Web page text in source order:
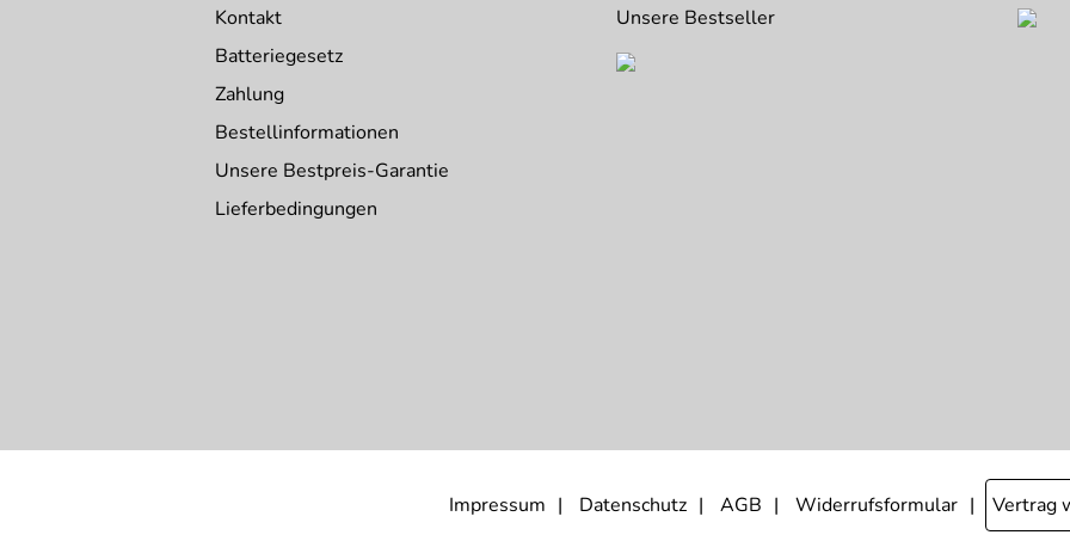
Kontakt
Batteriegesetz
Zahlung
Bestellinformationen
Unsere Bestpreis-Garantie
Lieferbedingungen
Unsere Bestseller
Impressum Datenschutz AGB Widerrufsformular Vertrag